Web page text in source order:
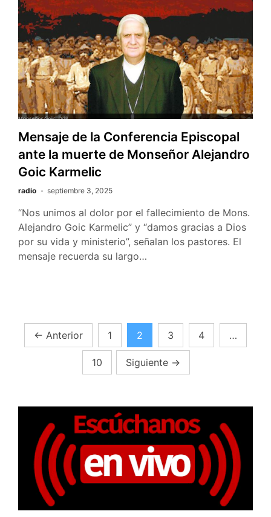
Mensaje de la Conferencia Episcopal
ante la muerte de Monseñor Alejandro
Goic Karmelic
radio septiembre 3, 2025
“Nos unimos al dolor por el fallecimiento de Mons.
Alejandro Goic Karmelic” y “damos gracias a Dios
por su vida y ministerio”, señalan los pastores. El
mensaje recuerda su largo…
Paginación
← Anterior 1 2 3 4 …
10 Siguiente →